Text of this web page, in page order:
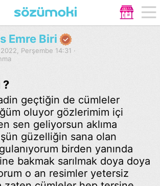
Emre Biri
2022, Perşembe 14:31 ·
?
geçtiğin de cümleler
oluyor gözlerimim içi
sen geliyorsun aklıma
güzelliğin sana olan
birden yanında
bakmak sarılmak doya doya
o an resimler yetersiz